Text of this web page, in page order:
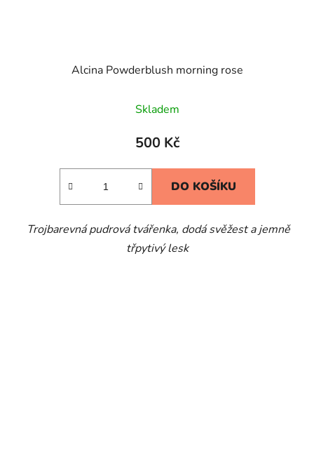
Alcina Powderblush morning rose
Skladem
500 Kč
DO KOŠÍKU
Trojbarevná pudrová tvářenka, dodá svěžest a jemně
třpytivý lesk